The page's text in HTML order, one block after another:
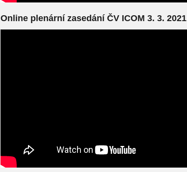
Online plenární zasedání ČV ICOM 3. 3. 2021